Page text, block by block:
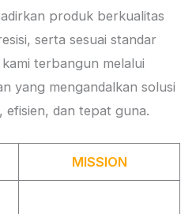
produk berkualitas
serta sesuai standar
terbangun melalui
yang mengandalkan solusi
efisien, dan tepat guna.
MISSION